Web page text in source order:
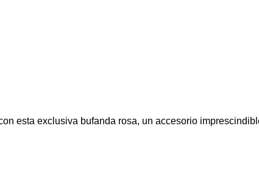
esta exclusiva bufanda rosa, un accesorio